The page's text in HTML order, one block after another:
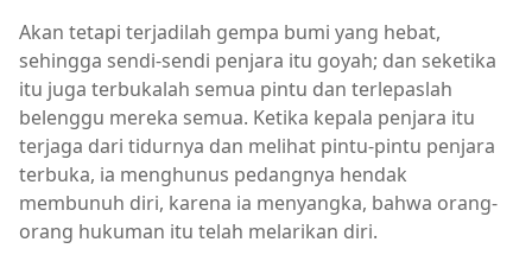
Akan tetapi terjadilah gempa bumi yang hebat,
sehingga sendi-sendi penjara itu goyah; dan seketika
itu juga terbukalah semua pintu dan terlepaslah
belenggu mereka semua. Ketika kepala penjara itu
terjaga dari tidurnya dan melihat pintu-pintu penjara
terbuka, ia menghunus pedangnya hendak
membunuh diri, karena ia menyangka, bahwa orang-
orang hukuman itu telah melarikan diri.